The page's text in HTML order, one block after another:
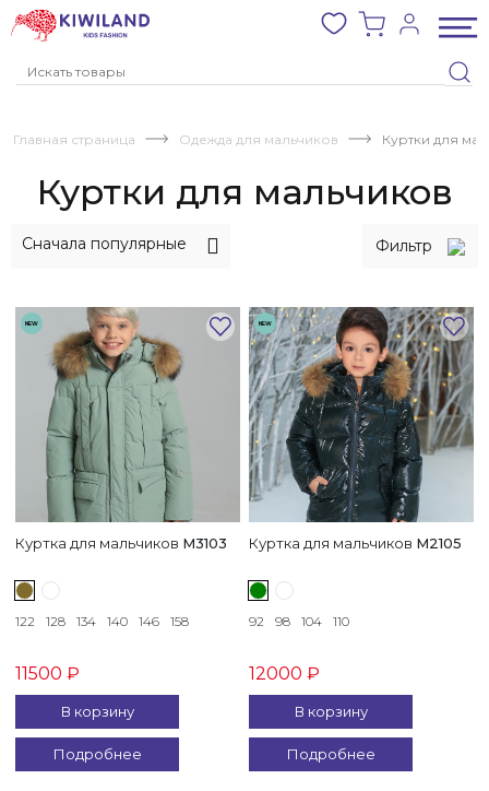
Главная страница Одежда для мальчиков Куртки для
Куртки для мальчиков
КОЛЛЕКЦИИ
DUWALI
ДЛЯ
ДЕВОЧЕК
ДЛЯ
МАЛЬЧИКОВ
Наименование
изделия
для
Сначала популярные Фильтр
NEW
Куртка для мальчиков M3103
122 128 134 140 146 158
11500 ₽
В корзину
Подробнее
NEW
Куртка для мальчиков M2105
92 98 104 110
12000 ₽
В корзину
Подробнее